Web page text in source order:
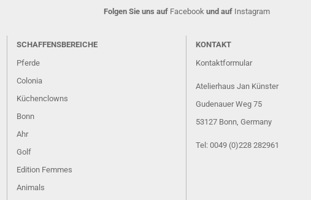
Folgen Sie uns auf Facebook und auf Instagram
SCHAFFENSBEREICHE
Pferde
Colonia
Küchenclowns
Bonn
Ahr
Golf
Edition Femmes
Animals
KONTAKT
Kontaktformular
Atelierhaus Jan Künster
Gudenauer Weg 75
53127 Bonn, Germany
Tel: 0049 (0)228 282961